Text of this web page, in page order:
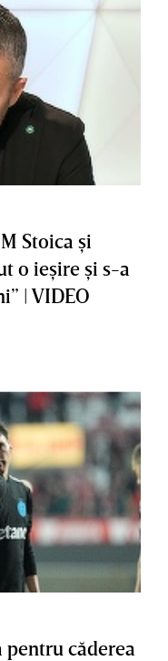
Stoica şi
o ieşire şi s-a
| VIDEO
căderea